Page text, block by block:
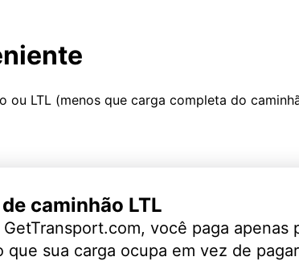
LTL (menos que carga completa do
caminhão LTL
GetTransport.com, você paga apenas
que sua carga ocupa em vez de